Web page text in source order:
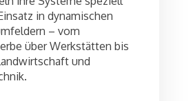
in dynamischen
– vom
über Werkstätten bis
und